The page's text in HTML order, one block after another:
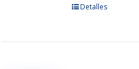
EsteDetalles